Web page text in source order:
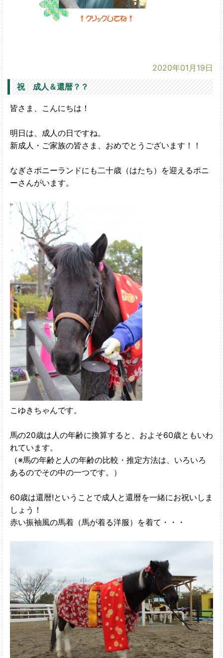
2020年01月19日
祝 成人＆還暦？？
皆さま、こんにちは！
明日は、成人の日ですね。
新成人・ご家族の皆さま、おめでとうございます！！
なぎさポニーランドにも二十歳（はたち）を迎えるポニ
ーさんがいます。
こゆきちゃんです。
馬の20歳は人の年齢に換算すると、およそ60歳ともいわ
れています。
（※馬の年齢と人の年齢の比較・推定方法は、いろいろ
あるのでその中の一つです。）
60歳は還暦!ということで成人と還暦を一緒にお祝いしま
しょう！
赤い振袖風の馬着（馬が着る洋服）を着て・・・